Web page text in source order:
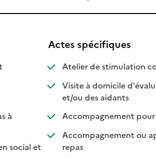
disponible
à
social et
Actes spécifiques
Atelier de stimulation
Visite à domicile
et/ou des aidants: disponible
: non
Accompagnement pour
Accompagnement ou
repas
: disponible
: non disponible